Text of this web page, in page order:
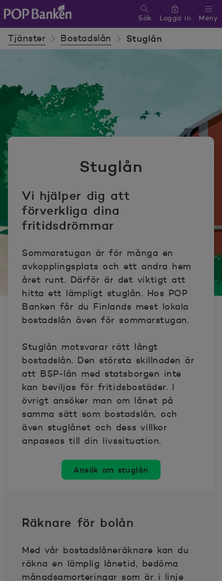
POP banken, till hemsidan
Meny
Sök Logga in
Tjänster Bostadslån Stuglån
Stuglån
Vi hjälper dig att
förverkliga dina
fritidsdrömmar
Sommarstugan är för många en
avkopplingsplats och ett andra hem
året runt. Därför är det viktigt att
hitta ett lämpligt stuglån. Hos POP
Banken får du Finlands mest lokala
bostadslån även för sommarstugan.
Stuglån motsvarar rätt långt
bostadslån. Den största skillnaden är
att BSP-lån med statsborgen inte
kan beviljas för fritidsbostäder. I
övrigt ansöker man om lånet på
samma sätt som bostadslån, och
även stuglånet och dess villkor
anpassas till din livssituation.
Ansök om stuglån
Räknare för bolån
Med vår bostadslåneräknare kan du
räkna en lämplig lånetid, bedöma
månadsamorteringar som är i linje